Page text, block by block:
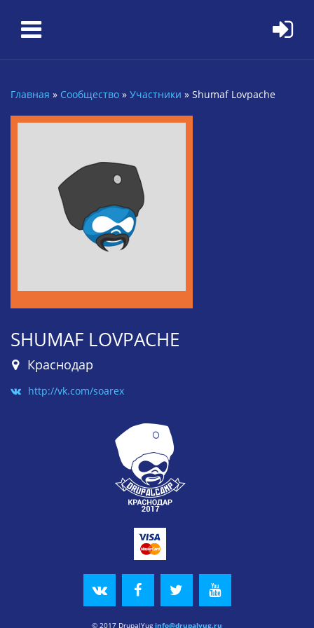
Вы здесь
Главная » Сообщество » Участники » Shumaf Lovpache
SHUMAF LOVPACHE
Краснодар
http://vk.com/soarex
© 2017 DrupalYuginfo@drupalyug.ru